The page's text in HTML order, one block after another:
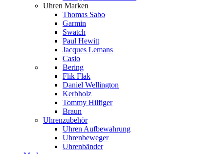
Uhren Marken
Thomas Sabo
Garmin
Swatch
Paul Hewitt
Jacques Lemans
Casio
Bering
Flik Flak
Daniel Wellington
Kerbholz
Tommy Hilfiger
Braun
Uhrenzubehör
Uhren Aufbewahrung
Uhrenbeweger
Uhrenbänder